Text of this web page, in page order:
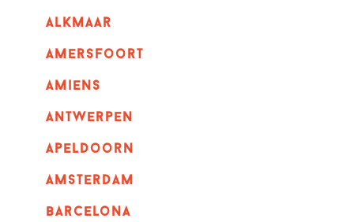
alkmaar
amersfoort
amiens
Antwerpen
apeldoorn
Amsterdam
barcelona